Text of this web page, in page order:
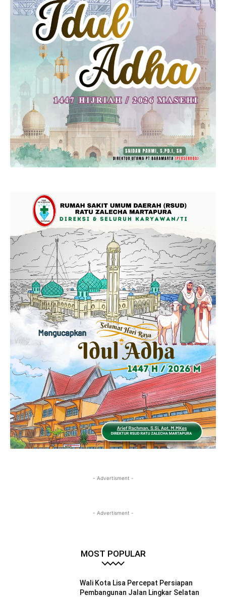
- Advertisment -
- Advertisment -
MOST POPULAR
Wali Kota Lisa Percepat Persiapan
Pembangunan Jalan Lingkar Selatan